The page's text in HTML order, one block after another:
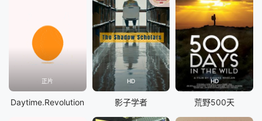
正片
Daytime.Revolution
HD
影子学者
HD
荒野500天